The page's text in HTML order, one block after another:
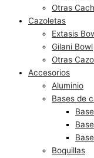
Otras
Cazoletas
Extasis
Gilani Bowl
Otras
Accesorios
Aluminio
Bases de
Boquillas